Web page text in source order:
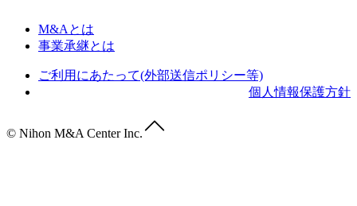
M&Aとは
事業承継とは
ご利用にあたって(外部送信ポリシー等)
個人情報保護方針
© Nihon M&A Center Inc.